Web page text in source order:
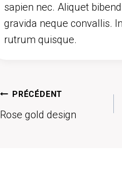
sapien nec. Aliquet
gravida neque convallis.
rutrum quisque.
Navigation
de
PRÉCÉDENT
Rose gold design